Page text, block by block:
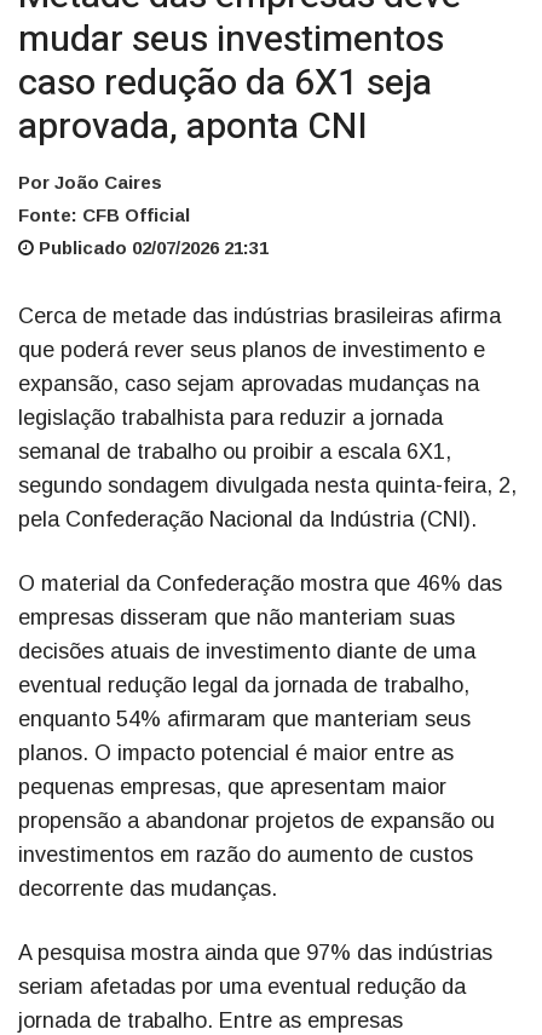
mudar seus investimentos
caso redução da 6X1 seja
aprovada, aponta CNI
Por João Caires
Fonte: CFB Official
Publicado 02/07/2026 21:31
Cerca de metade das indústrias brasileiras afirma
que poderá rever seus planos de investimento e
expansão, caso sejam aprovadas mudanças na
legislação trabalhista para reduzir a jornada
semanal de trabalho ou proibir a escala 6X1,
segundo sondagem divulgada nesta quinta-feira, 2,
pela Confederação Nacional da Indústria (CNI).
O material da Confederação mostra que 46% das
empresas disseram que não manteriam suas
decisões atuais de investimento diante de uma
eventual redução legal da jornada de trabalho,
enquanto 54% afirmaram que manteriam seus
planos. O impacto potencial é maior entre as
pequenas empresas, que apresentam maior
propensão a abandonar projetos de expansão ou
investimentos em razão do aumento de custos
decorrente das mudanças.
A pesquisa mostra ainda que 97% das indústrias
seriam afetadas por uma eventual redução da
jornada de trabalho. Entre as empresas